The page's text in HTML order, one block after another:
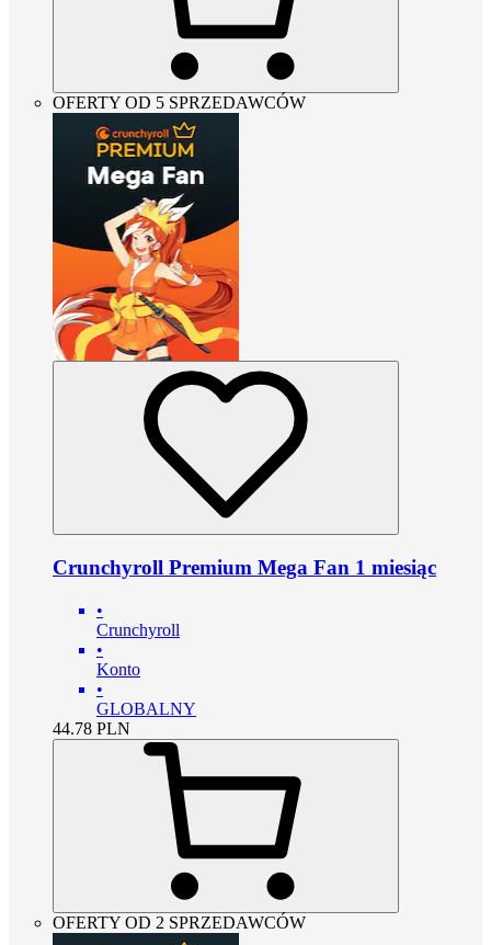
OFERTY OD 5 SPRZEDAWCÓW
Crunchyroll Premium Mega Fan 1 miesiąc
•
Crunchyroll
•
Konto
•
GLOBALNY
44.78 PLN
OFERTY OD 2 SPRZEDAWCÓW